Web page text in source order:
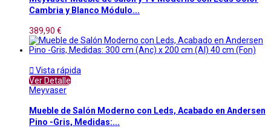
Cambria y Blanco Módulo...
389,90 €
 Vista rápida
Ver Detalle
Meyvaser
Mueble de Salón Moderno con Leds, Acabado en Andersen
Pino -Gris, Medidas:...